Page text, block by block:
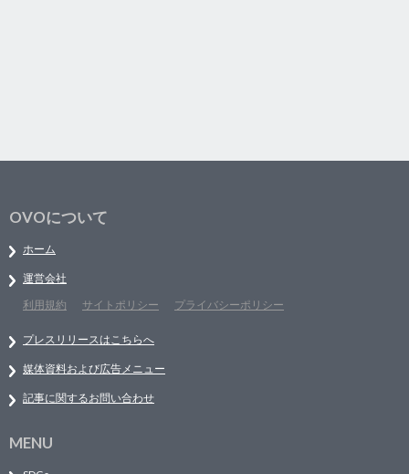
OVOについて
ホーム
運営会社
利用規約
サイトポリシー プライバシーポリシー
プレスリリースはこちらへ
媒体資料および広告メニュー
記事に関するお問い合わせ
MENU